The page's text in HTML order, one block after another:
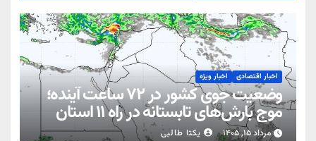
اخبار اقتصادی اخبار ویژه
وضعیت جوی کشور در ۷۲ ساعت آینده؛
موج بارش‌های تابستانه در راه ۱۱ استان
مرداد ۱۵, ۱۴۰۵ یکتا طالبی